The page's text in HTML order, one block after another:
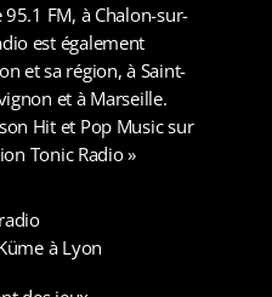
95.1 FM, à Chalon-sur-
est également
et sa région, à Saint-
et à Marseille.
Hit et Pop Music sur
Tonic Radio »
à Lyon